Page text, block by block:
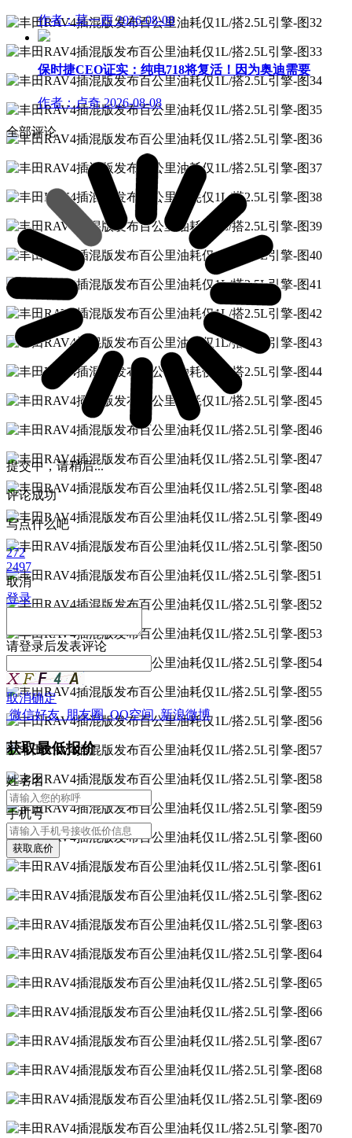
作者：莫一西 2026-08-08
保时捷CEO证实：纯电718将复活！因为奥迪需要
作者：卢奇 2026-08-08
全部评论
提交中，请稍后...
评论成功
写点什么吧
272
2497
取消
登录
请登录后发表评论
取消确定
微信好友 朋友圈 QQ空间 新浪微博
获取最低报价
姓名名
手机号
获取底价